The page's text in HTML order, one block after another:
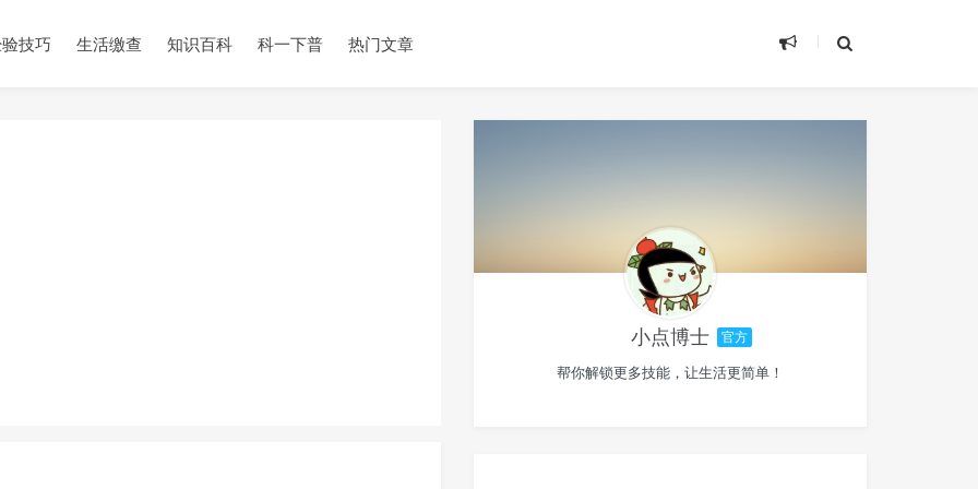
技巧 生活缴查 知识百科 科一下普 热门文章
小点博士 官方
帮你解锁更多技能，让生活更简单！